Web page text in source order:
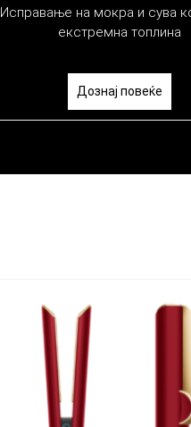
Исправање на мокра и сува
екстремна топлина
Дознај повеќе